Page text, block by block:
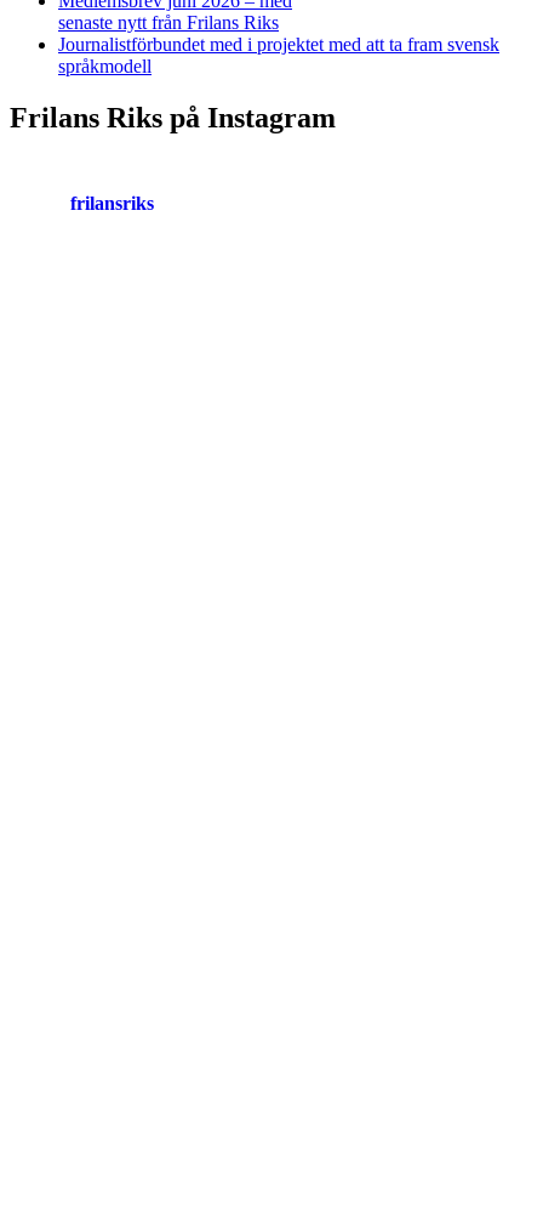
senaste nytt från Frilans Riks
Journalistförbundet med i projektet med att ta fram svensk
språkmodell
Frilans Riks på Instagram
frilansriks